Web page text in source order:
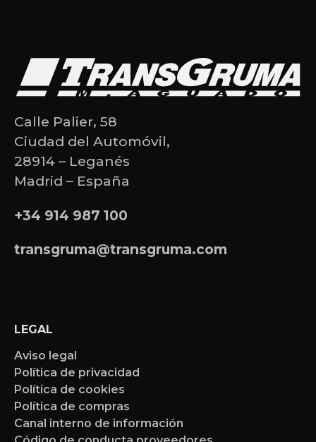
Calle Palier, 58
Ciudad del Automóvil,
28914 – Leganés
Madrid – España
+34 914 987 100
transgruma@transgruma.com
LEGAL
Aviso legal
Política de privacidad
Política de cookies
Política de compras
Canal interno de información